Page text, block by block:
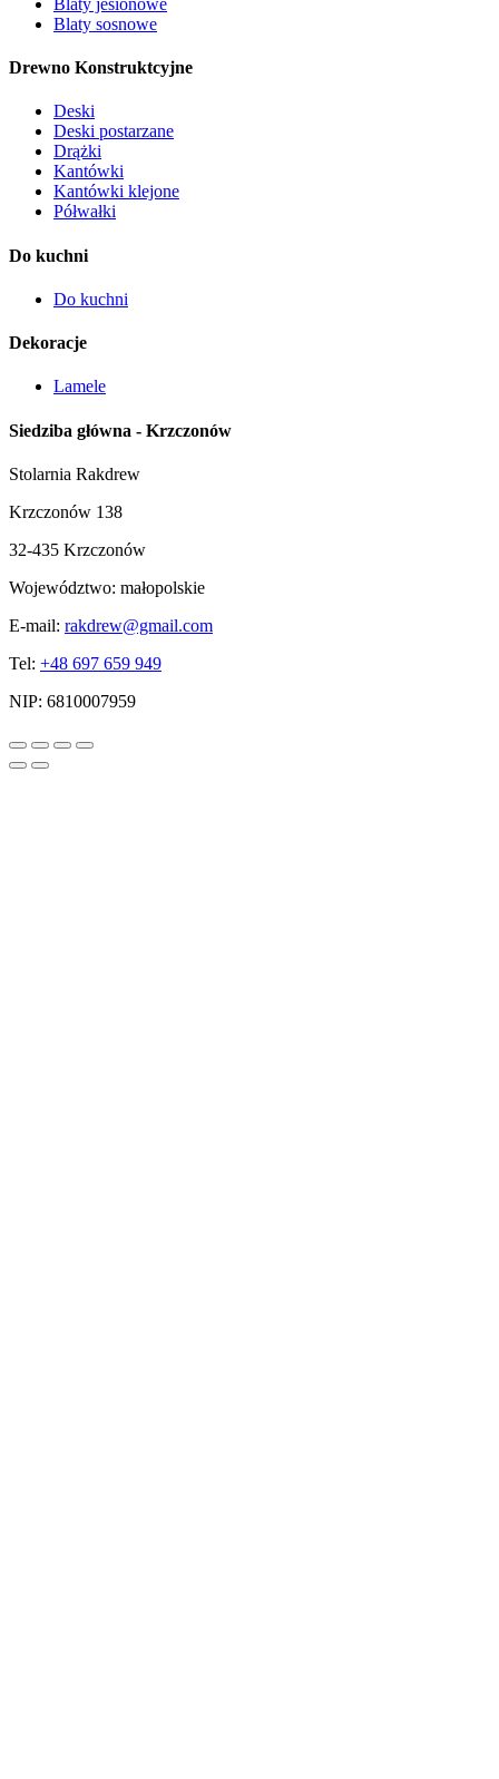
Blaty sosnowe
Drewno Konstruktcyjne
Deski
Deski postarzane
Drążki
Kantówki
Kantówki klejone
Półwałki
Do kuchni
Do kuchni
Dekoracje
Lamele
Siedziba główna - Krzczonów
Stolarnia Rakdrew
Krzczonów 138
32-435 Krzczonów
Województwo: małopolskie
E-mail: rakdrew@gmail.com
Tel: +48 697 659 949
NIP: 6810007959